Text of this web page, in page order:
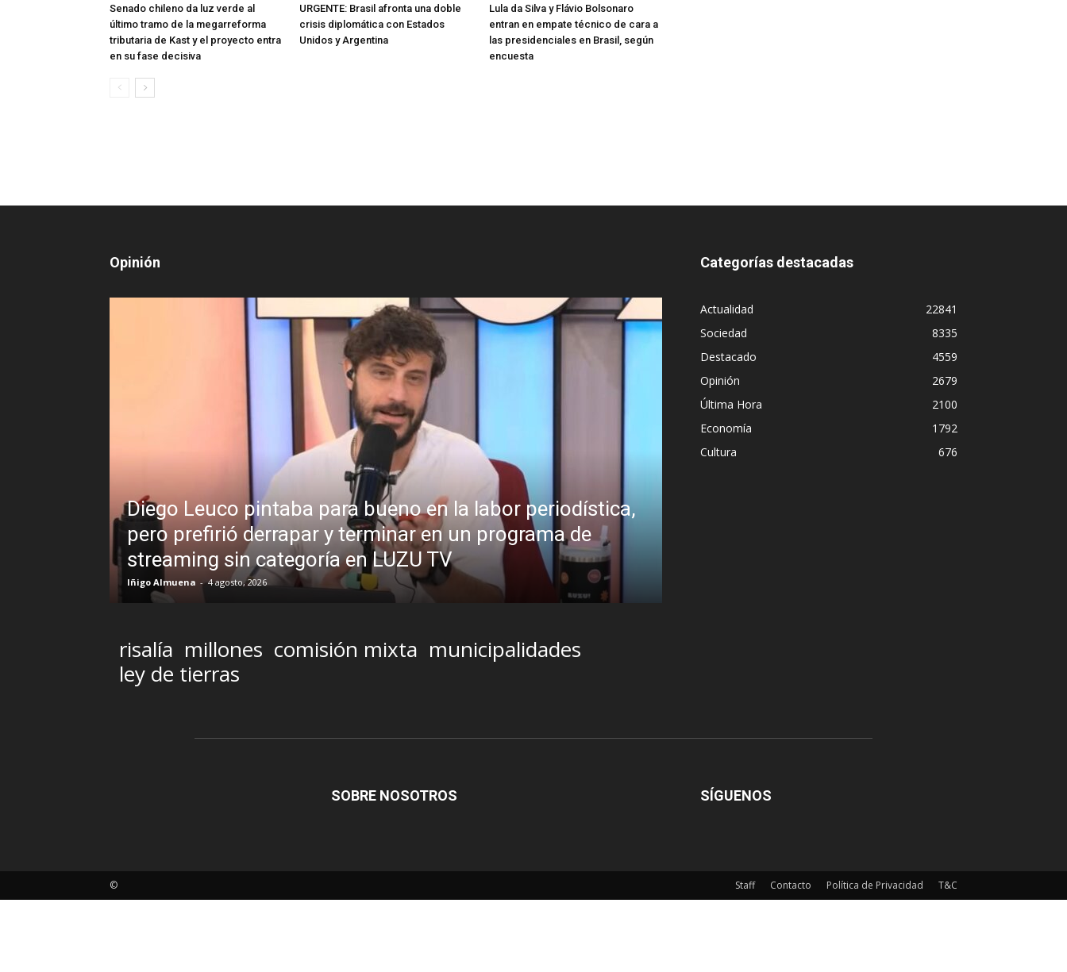
Senado chileno da luz verde al
último tramo de la megarreforma
tributaria de Kast y el proyecto entra
en su fase decisiva
URGENTE: Brasil afronta una doble
crisis diplomática con Estados
Unidos y Argentina
Lula da Silva y Flávio Bolsonaro
entran en empate técnico de cara a
las presidenciales en Brasil, según
encuesta
Opinión
labor periodística,
programa de
¿Padece Pedro Sánchez el “Síndrome de Hubris”?
Analistas debaten sobre el estilo de liderazgo del
presidente
R.C. Gómez 2 agosto, 2026
risalía millones comisión mixta municipalidades
ley de tierras
Categorías destacadas
Actualidad
22841
Sociedad
8335
Destacado
4559
Opinión
2679
Última Hora
2100
Economía
1792
Cultura
676
SOBRE NOSOTROS SÍGUENOS
Staff Contacto Política de Privacidad T&C
©